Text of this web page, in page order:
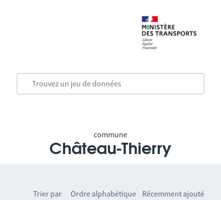
commune
Château-Thierry
Trier par Ordre alphabétique Récemment ajouté